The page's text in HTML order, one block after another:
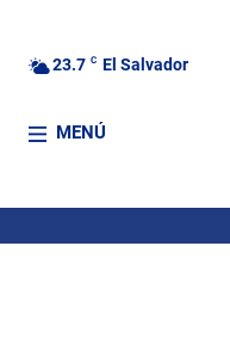
23.7 C El Salvador
MENÚ